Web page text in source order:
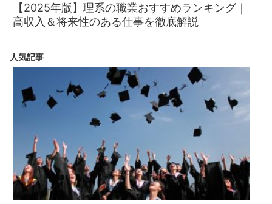
【2025年版】理系の職業おすすめランキング｜
高収入＆将来性のある仕事を徹底解説
人気記事